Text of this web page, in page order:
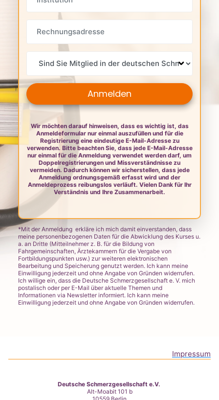
*Mit der Anmeldung erkläre ich mich damit einverstanden, dass
meine personenbezogenen Daten für die Abwicklung des Kurses u.
a. an Dritte (Mitteilnehmer z. B. für die Bildung von
Fahrgemeinschaften, Ärztekammern für die Vergabe von
Fortbildungspunkten usw.) zur weiteren elektronischen
Bearbeitung und Speicherung genutzt werden. Ich kann meine
Einwilligung jederzeit und ohne Angabe von Gründen widerrufen.
Ich willige ein, dass die Deutsche Schmerzgesellschaft e. V. mich
postalisch oder per E-Mail über aktuelle Themen und
Informationen via Newsletter informiert. Ich kann meine
Einwilligung jederzeit und ohne Angabe von Gründen widerrufen.
Wir möchten darauf hinweisen, dass es wichtig ist, das
Anmeldeformular nur einmal auszufüllen und für die
Registrierung eine eindeutige E-Mail-Adresse zu
verwenden. Bitte beachten Sie, dass jede E-Mail-Adresse
nur einmal für die Anmeldung verwendet werden darf, um
Doppelregistrierungen und Missverständnisse zu
vermeiden. Dadurch können wir sicherstellen, dass jede
Anmeldung ordnungsgemäß erfasst wird und der
Anmeldeprozess reibungslos verläuft. Vielen Dank für Ihr
Verständnis und Ihre Zusammenarbeit.
Anmelden
Deutsche Schmerzgesellschaft e.V.
Alt-Moabit 101 b
10559 Berlin
Impressum